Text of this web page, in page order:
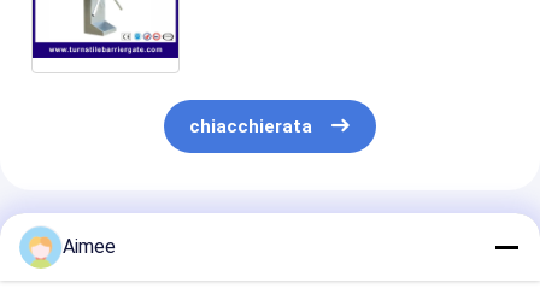
chiacchierata
Prodotti Raccomandati
Aimee